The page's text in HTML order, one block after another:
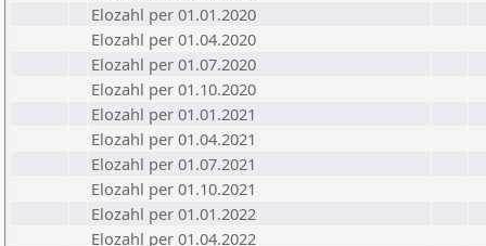
Elozahl per 01.01.2020
Elozahl per 01.04.2020
Elozahl per 01.07.2020
Elozahl per 01.10.2020
Elozahl per 01.01.2021
Elozahl per 01.04.2021
Elozahl per 01.07.2021
Elozahl per 01.10.2021
Elozahl per 01.01.2022
Elozahl per 01.04.2022